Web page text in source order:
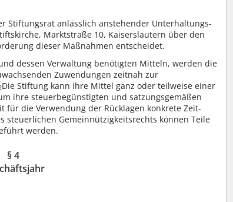
Stiftungsrat anlässlich anstehender Unterhaltungs-
Marktstraße 10, Kaiserslautern über den
dieser Maßnahmen entscheidet.
dessen Verwaltung benötigten Mitteln, werden die
Zuwendungen zeitnah zur
Die Stiftung kann ihre Mittel ganz oder teilweise einer
ihre steuerbegünstigten und satzungsgemäßen
die Verwendung der Rücklagen konkrete Zeit-
steuerlichen Gemeinnützigkeitsrechts können Teile
werden.
§ 4